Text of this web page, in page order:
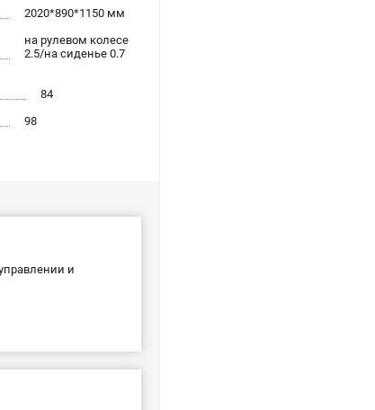
2020*890*1150 мм
на рулевом колесе
2.5/на сиденье 0.7
84
98
и